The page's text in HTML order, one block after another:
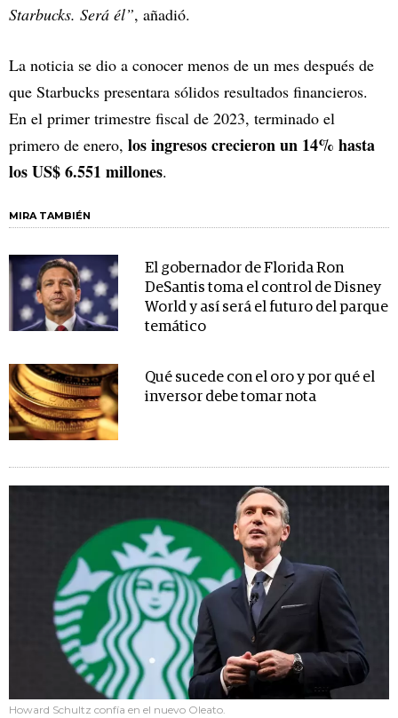
Starbucks. Será él”, añadió.
La noticia se dio a conocer menos de un mes después de
que Starbucks presentara sólidos resultados financieros.
En el primer trimestre fiscal de 2023, terminado el
primero de enero, los ingresos crecieron un 14% hasta
los US$ 6.551 millones.
MIRA TAMBIÉN
El gobernador de Florida Ron
DeSantis toma el control de Disney
World y así será el futuro del parque
temático
Qué sucede con el oro y por qué el
inversor debe tomar nota
Howard Schultz confía en el nuevo Oleato.